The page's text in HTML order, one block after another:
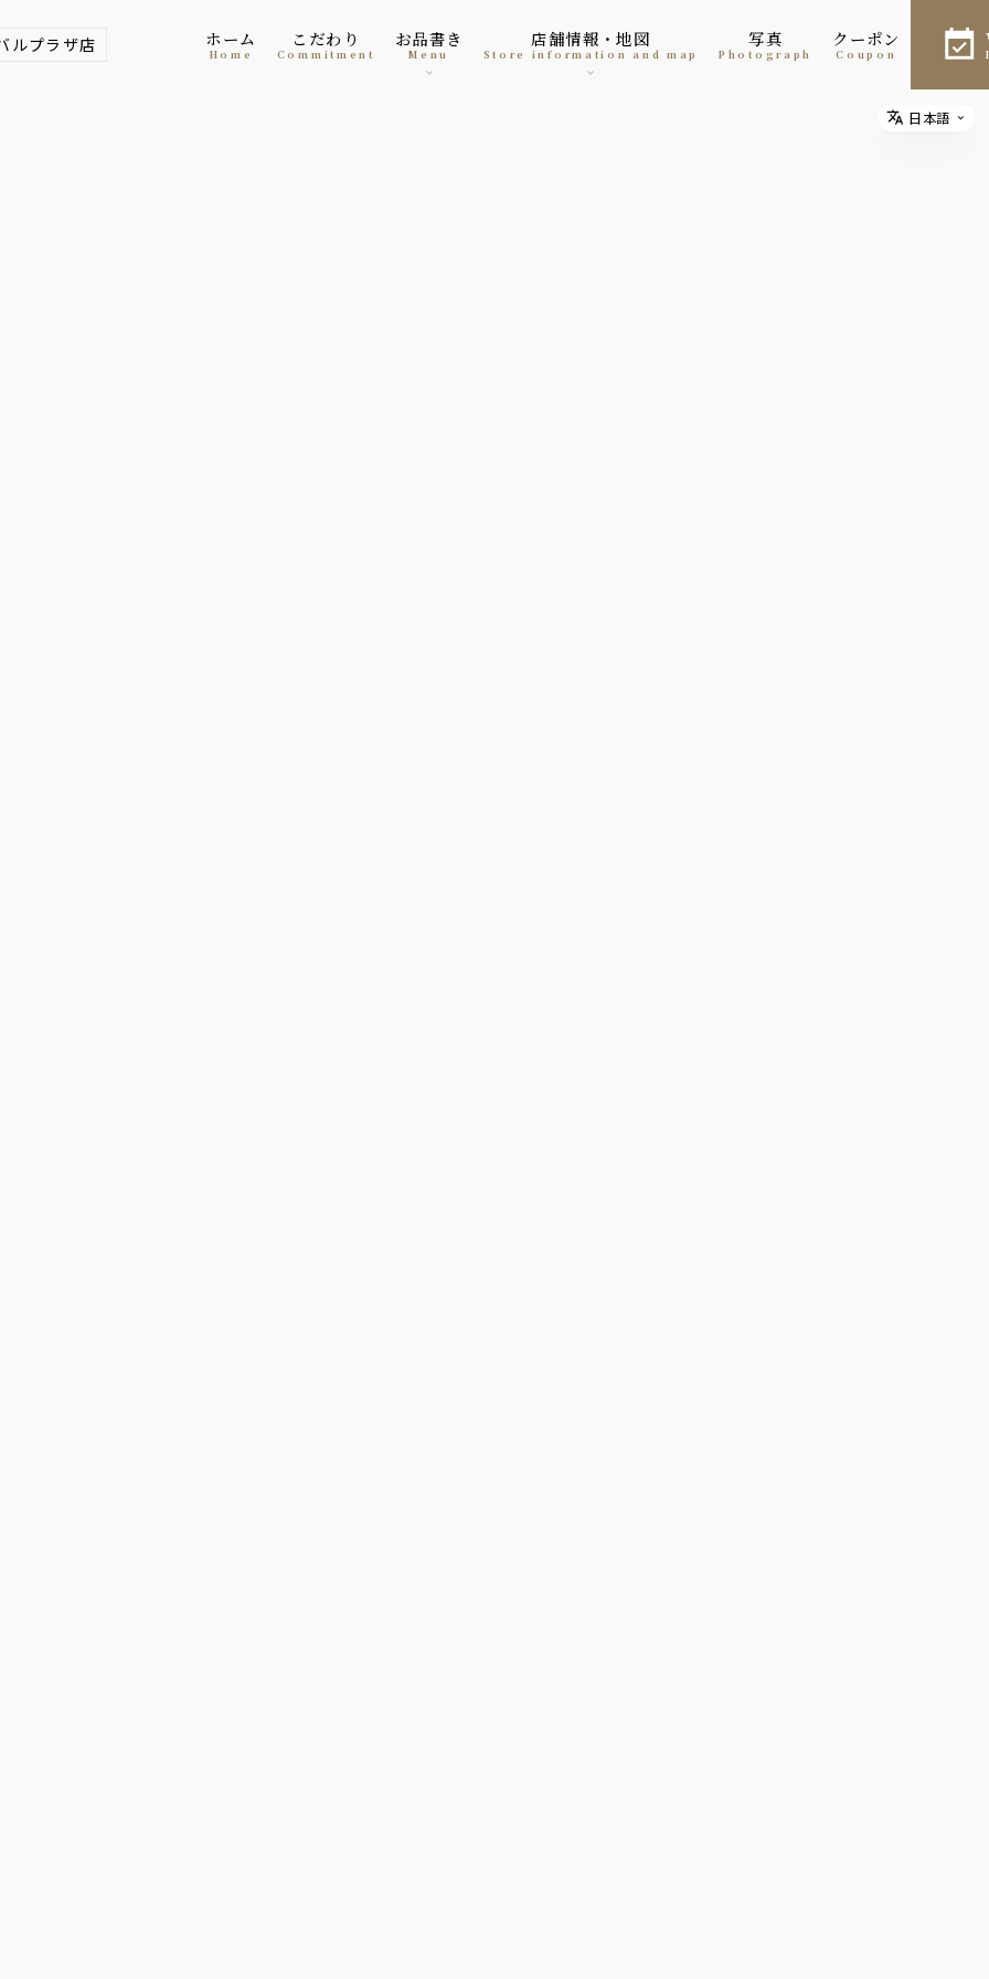
ルプラザ店 ホーム
home
こだわり
Commitment
お品書き
menu
店舗情報・地図
Store information and map
写真
photograph
クーポン
coupon
Select
日本語